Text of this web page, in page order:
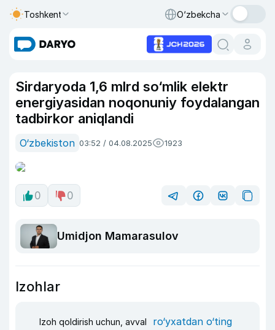
Toshkent O‘zbekcha
Sirdaryoda 1,6 mlrd so‘mlik elektr
energiyasidan noqonuniy foydalangan
tadbirkor aniqlandi
O‘zbekiston 03:52 / 04.08.2025 1923
0 0
Umidjon Mamarasulov
Izohlar
Izoh qoldirish uchun, avval ro‘yxatdan o‘ting